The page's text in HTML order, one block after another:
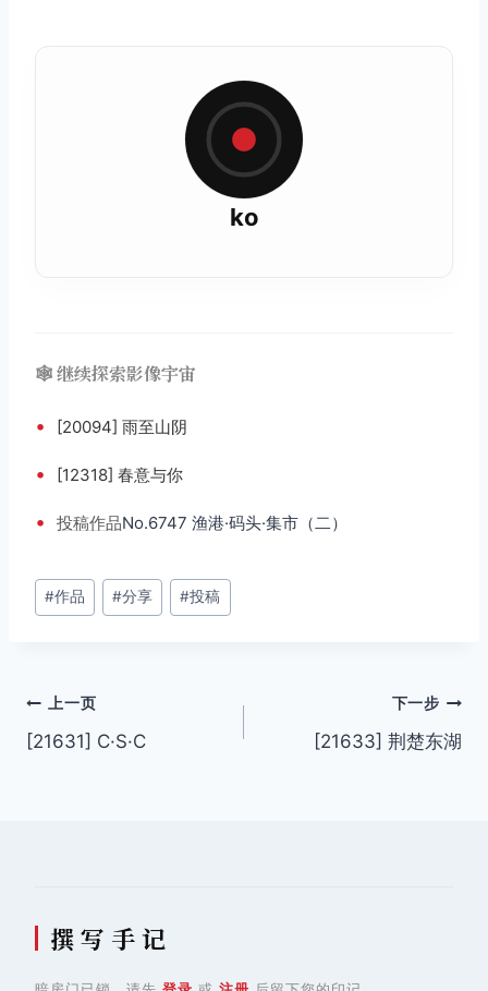
ko
🕸️ 继续探索影像宇宙
• [20094] 雨至山阴
• [12318] 春意与你
• 投稿作品No.6747 渔港·码头·集市（二）
文
章
#作品 #分享 #投稿
文
章
上一页
[21631] C·S·C
下一步
[21633] 荆楚东湖
撰 写 手 记